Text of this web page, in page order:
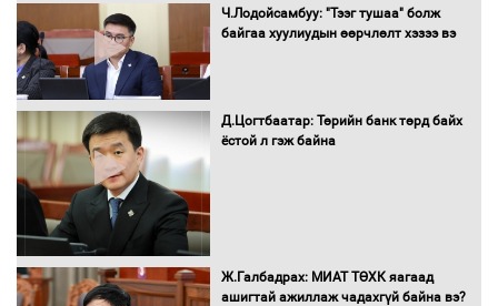
Нөөцийн махны худалдаа,
борлуулалтыг нээлттэй ил тод
Монгол Улс “COP17”-д “Тал хээрийн
16 төрлийн эмийг нэг эх үүсвэрээс
худалдан авах журмыг баталлаа
Ч.Лодойсамбуу: "Тээг тушаа" болж
байгаа хуулиудын өөрчлөлт хэзээ вэ
Д.Цогтбаатар: Төрийн банк төрд байх
ёстой л гэж байна
Ж.Галбадрах: МИАТ ТӨХК яагаад
ашигтай ажиллаж чадахгүй байна вэ?